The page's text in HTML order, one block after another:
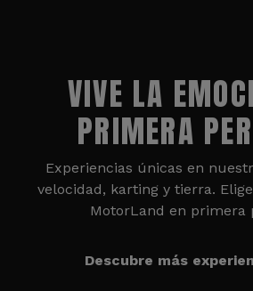
VIVE LA
PRIMERA
Experiencias únicas en
velocidad, karting y tierra.
MotorLand en primera
Descubre más